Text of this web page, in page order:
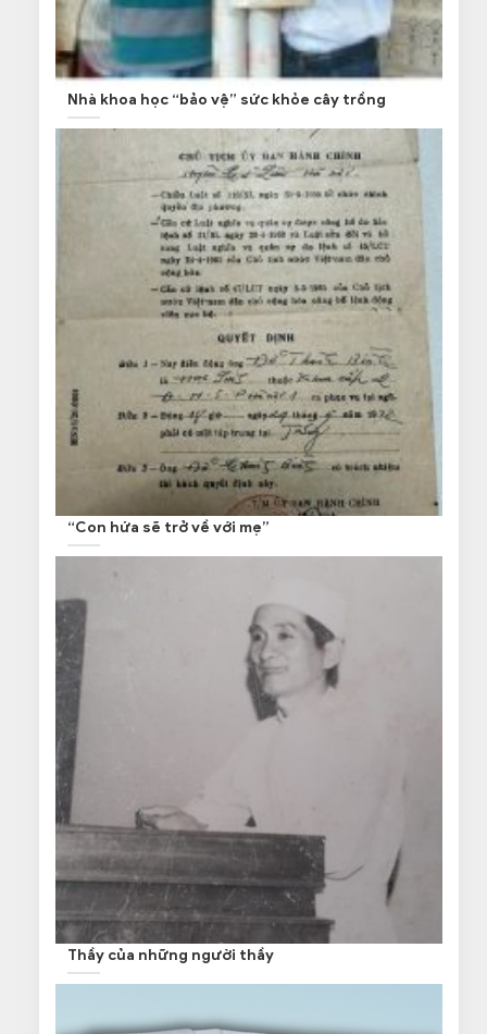
Nhà khoa học “bảo vệ” sức khỏe cây trồng
“Con hứa sẽ trở về với mẹ”
Thầy của những người thầy